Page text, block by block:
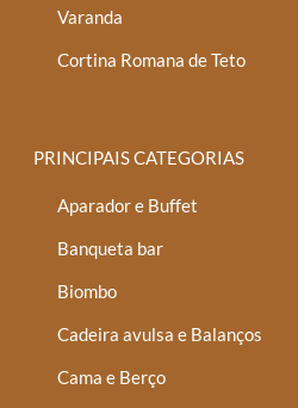
Varanda
Cortina Romana de Teto
PRINCIPAIS CATEGORIAS
Aparador e Buffet
Banqueta bar
Biombo
Cadeira avulsa e Balanços
Cama e Berço